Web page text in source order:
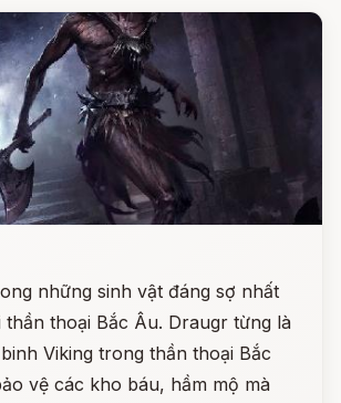
những sinh vật đáng sợ nhất
thần thoại Bắc Âu. Draugr từng là
Viking trong thần thoại Bắc
vệ các kho báu, hầm mộ mà